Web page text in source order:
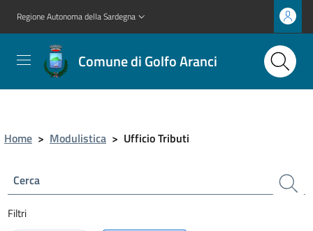
Regione Autonoma della Sardegna
Comune di Golfo Aranci
Home > Modulistica > Ufficio Tributi
Cerca
Filtri